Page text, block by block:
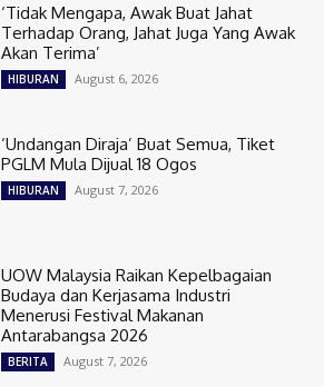
‘Tidak Mengapa, Awak Buat Jahat
Terhadap Orang, Jahat Juga Yang Awak
Akan Terima’
HIBURAN August 6, 2026
‘Undangan Diraja’ Buat Semua, Tiket
PGLM Mula Dijual 18 Ogos
HIBURAN August 7, 2026
UOW Malaysia Raikan Kepelbagaian
Budaya dan Kerjasama Industri
Menerusi Festival Makanan
Antarabangsa 2026
BERITA August 7, 2026